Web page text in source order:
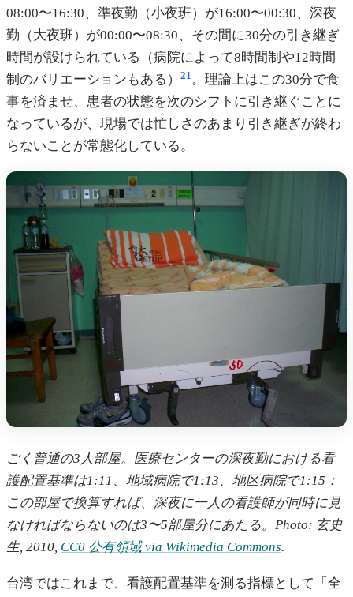
08:00〜16:30、準夜勤（小夜班）が16:00〜00:30、深夜
勤（大夜班）が00:00〜08:30、その間に30分の引き継ぎ
時間が設けられている（病院によって8時間制や12時間
制のバリエーションもある）
21 。理論上はこの30分で食
事を済ませ、患者の状態を次のシフトに引き継ぐことに
なっているが、現場では忙しさのあまり引き継ぎが終わ
らないことが常態化している。
ごく普通の3人部屋。医療センターの深夜勤における看
護配置基準は1:11、地域病院で1:13、地区病院で1:15：
この部屋で換算すれば、深夜に一人の看護師が同時に見
なければならないのは3〜5部屋分にあたる。Photo: 玄史
生, 2010, CC0 公有領域 via Wikimedia Commons.
台湾ではこれまで、看護配置基準を測る指標として「全